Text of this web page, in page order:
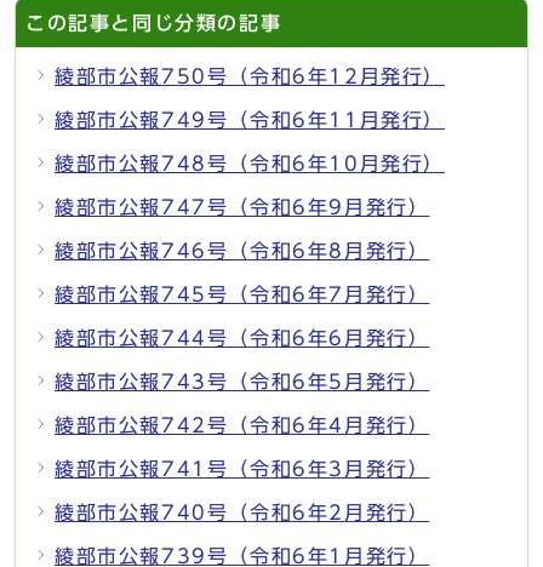
この記事と同じ分類の記事
綾部市公報750号（令和6年12月発行）
綾部市公報749号（令和6年11月発行）
綾部市公報748号（令和6年10月発行）
綾部市公報747号（令和6年9月発行）
綾部市公報746号（令和6年8月発行）
綾部市公報745号（令和6年7月発行）
綾部市公報744号（令和6年6月発行）
綾部市公報743号（令和6年5月発行）
綾部市公報742号（令和6年4月発行）
綾部市公報741号（令和6年3月発行）
綾部市公報740号（令和6年2月発行）
綾部市公報739号（令和6年1月発行）